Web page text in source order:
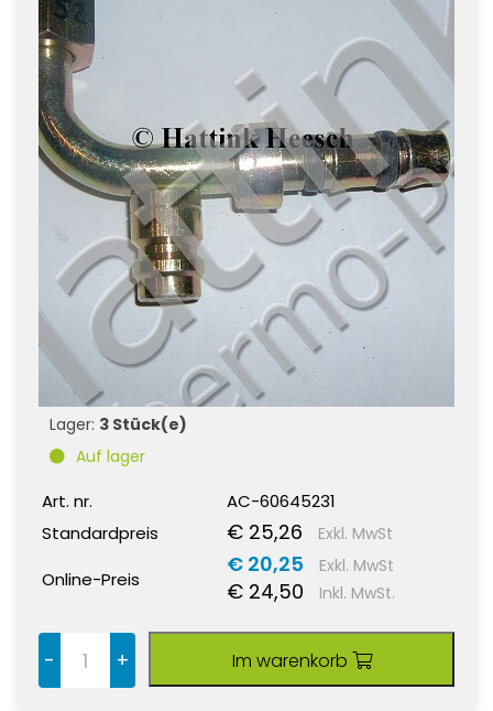
Lager: 3 Stück(e)
Auf lager
Art. nr.
AC-60645231
Standardpreis
€ 25,26 Exkl. MwSt
Online-Preis
€ 20,25 Exkl. MwSt
€ 24,50 Inkl. MwSt.
- + Im warenkorb